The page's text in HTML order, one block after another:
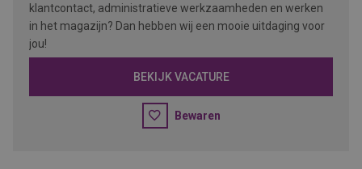
klantcontact, administratieve werkzaamheden en werken
in het magazijn? Dan hebben wij een mooie uitdaging voor
jou!
BEKIJK VACATURE
Bewaren